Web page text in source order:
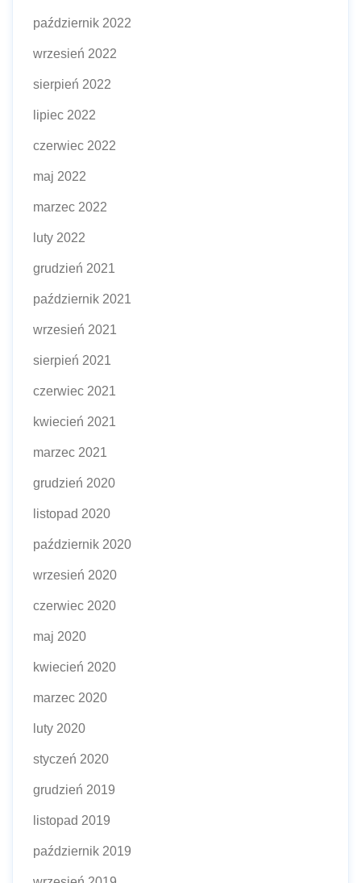
październik 2022
wrzesień 2022
sierpień 2022
lipiec 2022
czerwiec 2022
maj 2022
marzec 2022
luty 2022
grudzień 2021
październik 2021
wrzesień 2021
sierpień 2021
czerwiec 2021
kwiecień 2021
marzec 2021
grudzień 2020
listopad 2020
październik 2020
wrzesień 2020
czerwiec 2020
maj 2020
kwiecień 2020
marzec 2020
luty 2020
styczeń 2020
grudzień 2019
listopad 2019
październik 2019